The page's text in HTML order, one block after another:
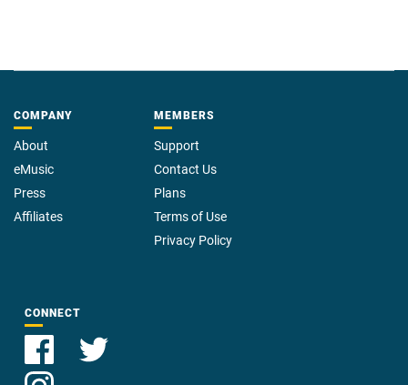
COMPANY
About
eMusic
Press
Affiliates
MEMBERS
Support
Contact Us
Plans
Terms of Use
Privacy Policy
CONNECT